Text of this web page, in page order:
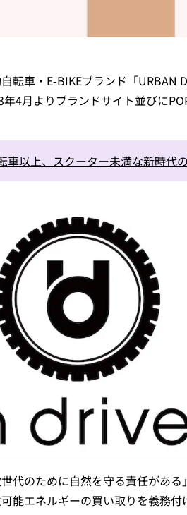
転車・E-BIKEブランド「URBAN
4月よりブランドサイト並びに
以上、スクーター未満な新時代
代のために自然を守る責任があ
能エネルギーの買い取りを義務